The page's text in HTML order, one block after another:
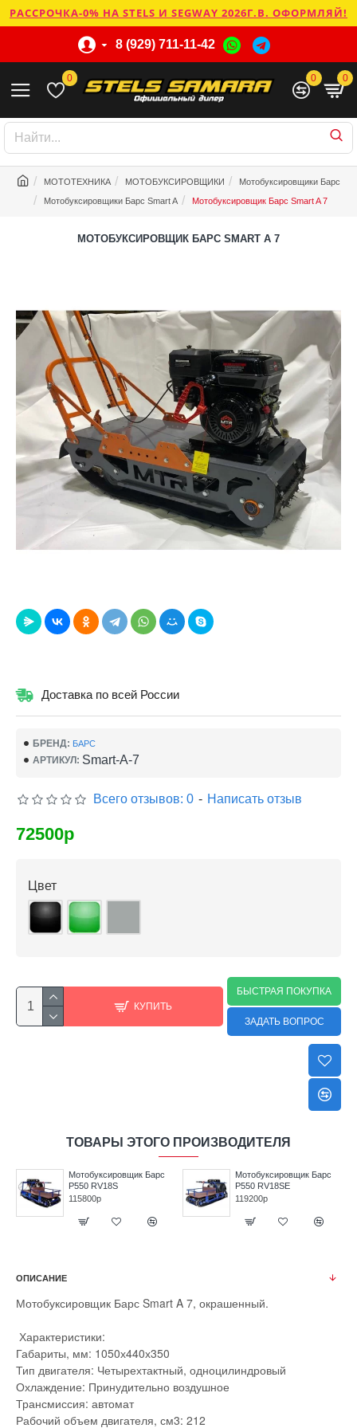
РАССРОЧКА-0% НА STELS И SEGWAY 2026Г.В. ОФОРМЛЯЙ!
8 (929) 711-11-42
0 0 0
МОТОТЕХНИКА МОТОБУКСИРОВЩИКИ
Мотобуксировщики Барс
Мотобуксировщики Барс Smart A
Мотобуксировщик Барс Smart A 7
МОТОБУКСИРОВЩИК БАРС SMART A 7
Доставка по всей России
БРЕНД: БАРС
АРТИКУЛ: Smart-A-7
Всего отзывов: 0 - Написать отзыв
72500р
Цвет
КУПИТЬ
БЫСТРАЯ ПОКУПКА
ЗАДАТЬ ВОПРОС
ТОВАРЫ ЭТОГО ПРОИЗВОДИТЕЛЯ
Мотобуксировщик Барс
P550 RV18S
115800р
Мотобуксировщик Барс
P550 RV18SE
119200р
ОПИСАНИЕ
Мотобуксировщик Барс Smart A 7, окрашенный.
Характеристики:
Габариты, мм: 1050х440х350
Тип двигателя: Четырехтактный, одноцилиндровый
Охлаждение: Принудительно воздушное
Трансмиссия: автомат
Рабочий объем двигателя, см3: 212